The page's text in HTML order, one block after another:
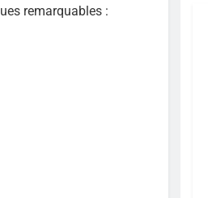
remarquables :